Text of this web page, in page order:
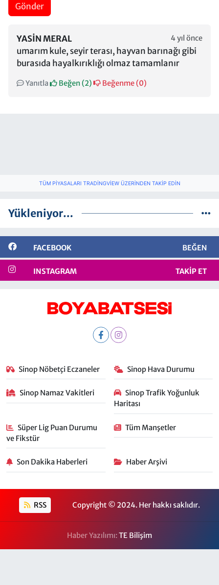
Gönder
YASIN MERAL 4 yıl önce
umarım kule, seyir terası, hayvan barınağı gibi
burasıda hayalkırıklığı olmaz tamamlanır
Yanıtla Beğen (2) Beğenme (0)
TÜM PIYASALARI TRADINGVIEW ÜZERINDEN TAKIP EDIN
Yükleniyor...
FACEBOOK BEĞEN
INSTAGRAM TAKIP ET
Sinop Nöbetçi Eczaneler Sinop Hava Durumu
Sinop Namaz Vakitleri
Sinop Trafik Yoğunluk
Haritası
Süper Lig Puan Durumu
ve Fikstür
Tüm Manşetler
Son Dakika Haberleri Haber Arşivi
RSS Copyright © 2024. Her hakkı saklıdır.
Haber Yazılımı:TE Bilişim